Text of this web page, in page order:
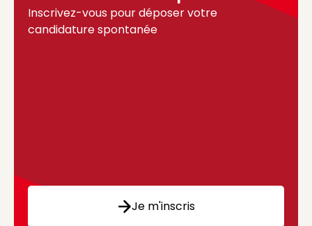
Inscrivez-vous pour déposer votre
candidature spontanée
Je m'inscris